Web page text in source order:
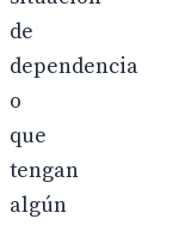
de
dependencia
o
que
tengan
algún